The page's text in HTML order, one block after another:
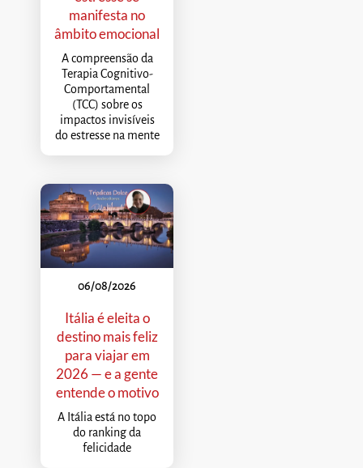
manifesta no
âmbito emocional
A compreensão da
Terapia Cognitivo-
Comportamental
(TCC) sobre os
impactos invisíveis
do estresse na mente
06/08/2026
Itália é eleita o
destino mais feliz
para viajar em
2026 — e a gente
entende o motivo
A Itália está no topo
do ranking da
felicidade